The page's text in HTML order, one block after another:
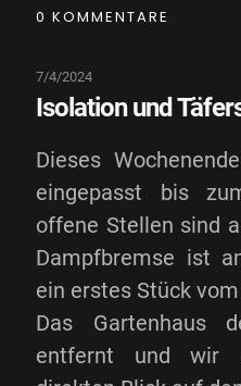
0 KOMMENTARE
Isolation und
7/4/2024
Dieses
eingepasst bis
offene Stellen sind
Dampfbremse ist
ein erstes Stück
Das Gartenhaus
entfernt und wir